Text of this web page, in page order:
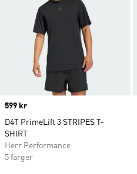
Price
599 kr
D4T PrimeLift 3 STRIPES T-
SHIRT
Herr Performance
5 färger